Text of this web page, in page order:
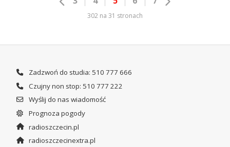
302 na 31 stronach
Zadzwoń do studia: 510 777 666
Czujny non stop: 510 777 222
Wyślij do nas wiadomość
Prognoza pogody
radioszczecin.pl
radioszczecinextra.pl